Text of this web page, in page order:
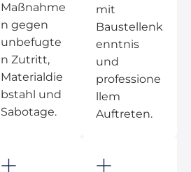
Maßnahme
n gegen
unbefugte
n Zutritt,
Materialdie
bstahl und
Sabotage.
mit
Baustellenk
enntnis
und
professione
llem
Auftreten.